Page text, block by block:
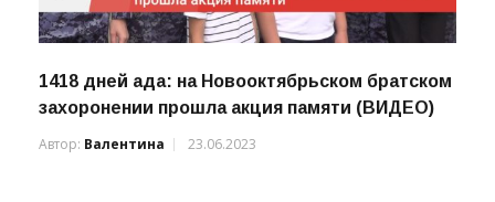
1418 дней ада: на Новооктябрьском братском
захоронении прошла акция памяти (ВИДЕО)
Автор: Валентина 23.06.2023